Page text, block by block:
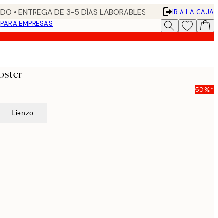
• ENTREGA DE 3-5 DÍAS LABORABLES
IR A LA CAJA
PARA EMPRESAS
50%*
Lienzo